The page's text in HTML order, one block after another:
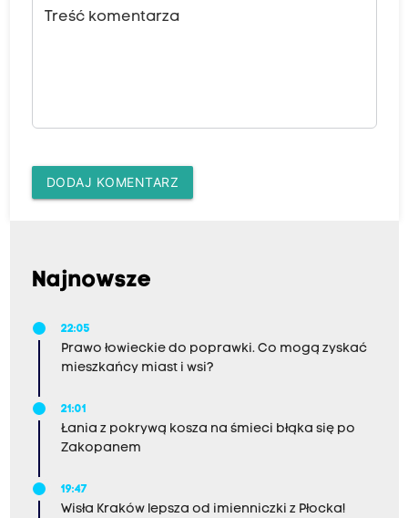
Treść komentarza
DODAJ KOMENTARZ
Najnowsze
22:05
Prawo łowieckie do poprawki. Co mogą zyskać
mieszkańcy miast i wsi?
21:01
Łania z pokrywą kosza na śmieci błąka się po
Zakopanem
19:47
Wisła Kraków lepsza od imienniczki z Płocka!